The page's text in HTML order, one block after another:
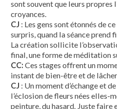
sont souvent que leurs propres
croyances.
CJ : Les gens sont étonnés de
surpris, quand la séance prend
La création sollicite
final, une forme de méditation
CC: Ces stages offrent un
instant de bien-être et de
CJ : Un moment d’échange et
l’éclosion de fleurs nées elles-
peinture, du hasard. Juste faire